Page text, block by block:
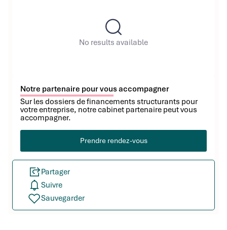
No results available
Notre partenaire pour vous accompagner
Sur les dossiers de financements structurants pour
votre entreprise, notre cabinet partenaire peut vous
accompagner.
Prendre rendez-vous
Partager
Suivre
Sauvegarder